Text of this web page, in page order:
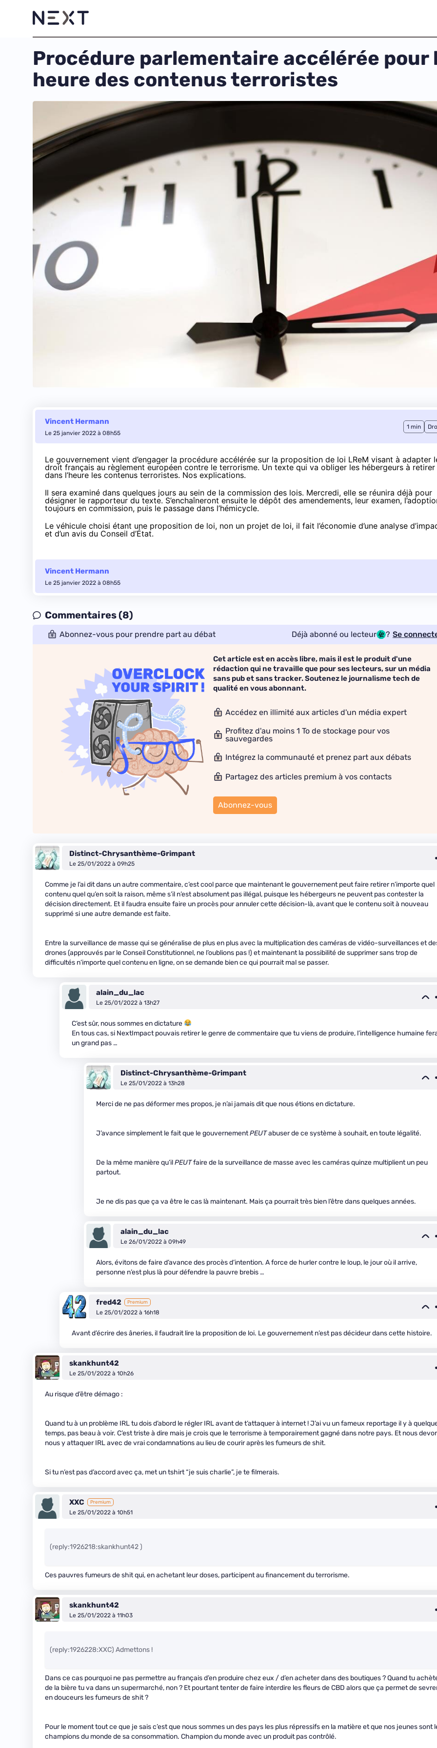
Procédure parlementaire accélérée
heure des contenus terroristes
Vincent Hermann
Le 25 janvier 2022 à 08h55
1 min
Le gouvernement vient d’engager la procédure accélérée sur la proposition de loi LReM visant à adapter
droit français au règlement européen contre le terrorisme. Un texte qui va obliger les hébergeurs à retirer
dans l’heure les contenus terroristes. Nos explications.
Il sera examiné dans quelques jours au sein de la commission des lois. Mercredi, elle se réunira déjà pour
désigner le rapporteur du texte. S’enchaîneront ensuite le dépôt des amendements, leur examen,
toujours en commission, puis le passage dans l’hémicycle.
Le véhicule choisi étant une proposition de loi, non un projet de loi, il fait l’économie d’une analyse
et d’un avis du Conseil d’État.
Vincent Hermann
Le 25 janvier 2022 à 08h55
Commentaires (8)
Abonnez-vous pour prendre part au débat Déjà abonné ou lecteur ? Se
Cet article est en accès libre, mais il est le produit d'une
rédaction qui ne travaille que pour ses lecteurs, sur un média
sans pub et sans tracker. Soutenez le journalisme tech de
qualité en vous abonnant.
Accédez en illimité aux articles d'un média expert
Profitez d'au moins 1 To de stockage pour vos
sauvegardes
Intégrez la communauté et prenez part aux débats
Partagez des articles premium à vos contacts
Abonnez-vous
Distinct-Chrysanthème-Grimpant
Le 25/01/2022 à 09h25
Comme je l’ai dit dans un autre commentaire, c’est cool parce que maintenant le gouvernement peut faire retirer n’importe quel
contenu quel qu’en soit la raison, même s’il n’est absolument pas illégal, puisque les hébergeurs ne peuvent pas contester la
décision directement. Et il faudra ensuite faire un procès pour annuler cette décision-là, avant que le contenu soit à nouveau
supprimé si une autre demande est faite.
Entre la surveillance de masse qui se généralise de plus en plus avec la multiplication des caméras de vidéo-surveillances et
drones (approuvés par le Conseil Constitutionnel, ne l’oublions pas !) et maintenant la possibilité de supprimer sans trop de
difficultés n’importe quel contenu en ligne, on se demande bien ce qui pourrait mal se passer.
alain_du_lac
Le 25/01/2022 à 13h27
C’est sûr, nous sommes en dictature
En tous cas, si NextImpact pouvais retirer le genre de commentaire que tu viens de produire, l’intelligence humaine
un grand pas …
Distinct-Chrysanthème-Grimpant
Le 25/01/2022 à 13h28
Merci de ne pas déformer mes propos, je n’ai jamais dit que nous étions en dictature.
J’avance simplement le fait que le gouvernementPEUTabuser de ce système à souhait, en toute légalité.
De la même manière qu’ilPEUTfaire de la surveillance de masse avec les caméras quinze multiplient un peu
partout.
Je ne dis pas que ça va être le cas là maintenant. Mais ça pourrait très bien l’être dans quelques années.
alain_du_lac
Le 26/01/2022 à 09h49
Alors, évitons de faire d’avance des procès d’intention. A force de hurler contre le loup, le jour où il arrive,
personne n’est plus là pour défendre la pauvre brebis …
fred42 Premium
Le 25/01/2022 à 16h18
Avant d’écrire des âneries, il faudrait lire la proposition de loi. Le gouvernement n’est pas décideur dans cette histoire.
skankhunt42
Le 25/01/2022 à 10h26
Au risque d’être démago :
Quand tu à un problème IRL tu dois d’abord le régler IRL avant de t’attaquer à internet ! J’ai vu un fameux reportage il y à
temps, pas beau à voir. C’est triste à dire mais je crois que le terrorisme à temporairement gagné dans notre pays. Et nous
nous y attaquer IRL avec de vrai condamnations au lieu de courir après les fumeurs de shit.
Si tu n’est pas d’accord avec ça, met un tshirt “je suis charlie”, je te filmerais.
XXC Premium
Le 25/01/2022 à 10h51
(reply:1926218:skankhunt42 )
Ces pauvres fumeurs de shit qui, en achetant leur doses, participent au financement du terrorisme.
skankhunt42
Le 25/01/2022 à 11h03
(reply:1926228:XXC) Admettons !
Dans ce cas pourquoi ne pas permettre au français d’en produire chez eux / d’en acheter dans des boutiques ? Quand tu
de la bière tu va dans un supermarché, non ? Et pourtant tenter de faire interdire les fleurs de CBD alors que ça permet de
en douceurs les fumeurs de shit ?
Pour le moment tout ce que je sais c’est que nous sommes un des pays les plus répressifs en la matière et que nos jeunes sont
champions du monde de sa consommation. Champion du monde avec un produit pas contrôlé.